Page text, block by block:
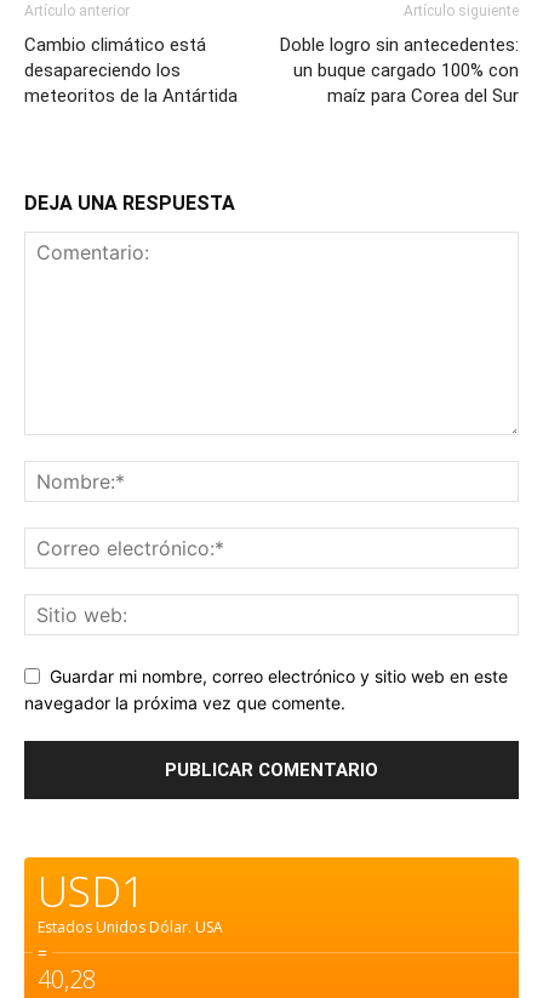
Artículo anterior
Cambio climático está
desapareciendo los
meteoritos de la Antártida
Artículo siguiente
Doble logro sin antecedentes:
un buque cargado 100% con
maíz para Corea del Sur
DEJA UNA RESPUESTA
Guardar mi nombre, correo electrónico y sitio web en este
navegador la próxima vez que comente.
USD1
Estados Unidos Dólar. USA
=
40,28